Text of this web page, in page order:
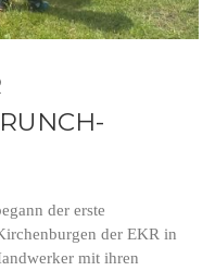
der erste
der EKR in
mit ihren